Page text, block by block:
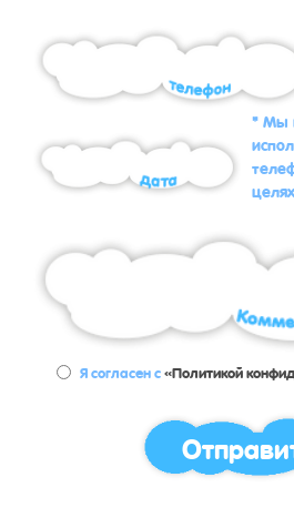
* Мы
целях
Я согласен с«Политикой